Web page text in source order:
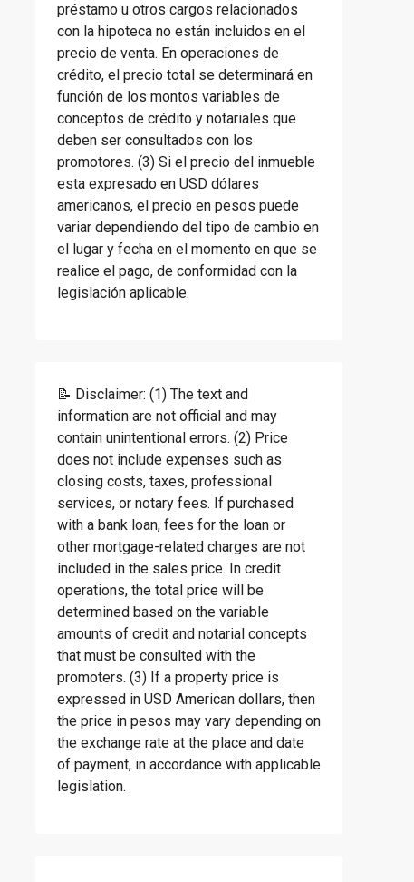
préstamo u otros cargos relacionados
con la hipoteca no están incluidos en el
precio de venta. En operaciones de
crédito, el precio total se determinará en
función de los montos variables de
conceptos de crédito y notariales que
deben ser consultados con los
promotores. (3) Si el precio del inmueble
esta expresado en USD dólares
americanos, el precio en pesos puede
variar dependiendo del tipo de cambio en
el lugar y fecha en el momento en que se
realice el pago, de conformidad con la
legislación aplicable.
📝 Disclaimer: (1) The text and
information are not official and may
contain unintentional errors. (2) Price
does not include expenses such as
closing costs, taxes, professional
services, or notary fees. If purchased
with a bank loan, fees for the loan or
other mortgage-related charges are not
included in the sales price. In credit
operations, the total price will be
determined based on the variable
amounts of credit and notarial concepts
that must be consulted with the
promoters. (3) If a property price is
expressed in USD American dollars, then
the price in pesos may vary depending on
the exchange rate at the place and date
of payment, in accordance with applicable
legislation.